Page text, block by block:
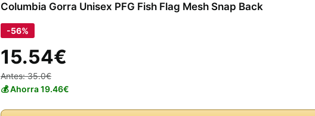
Columbia Gorra Unisex PFG Fish Flag Mesh Snap Back
-56%
15.54€
Antes: 35.0€
💰 Ahorra 19.46€